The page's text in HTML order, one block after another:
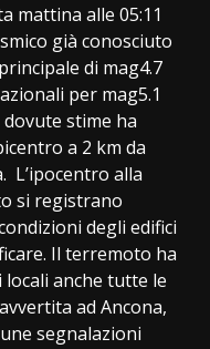
mattina alle 05:11
già conosciuto
di mag4.7
per mag5.1
dovute stime ha
a 2 km da
L’ipocentro alla
si registrano
degli edifici
Il terremoto ha
anche tutte le
ad Ancona,
segnalazioni